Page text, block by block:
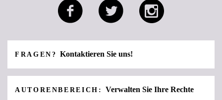
FRAGEN?Kontaktieren Sie uns!
AUTORENBEREICH:Verwalten Sie Ihre Rechte